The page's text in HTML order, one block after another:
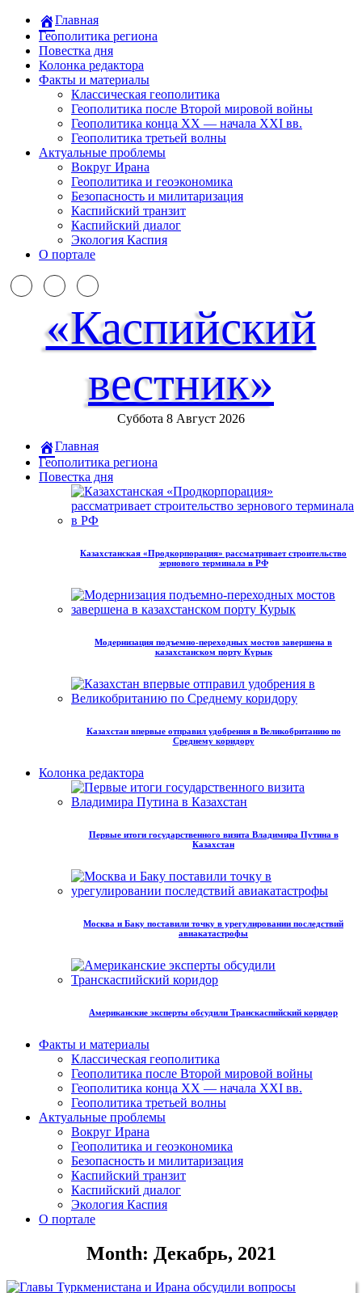
Главная
Геополитика региона
Повестка дня
Колонка редактора
Факты и материалы
Классическая геополитика
Геополитика после Второй мировой войны
Геополитика конца XX — начала XXI вв.
Геополитика третьей волны
Актуальные проблемы
Вокруг Ирана
Геополитика и геоэкономика
Безопасность и милитаризация
Каспийский транзит
Каспийский диалог
Экология Каспия
О портале
«Каспийский
вестник»
Суббота 8 Август 2026
Главная
Геополитика региона
Повестка дня
Казахстанская «Продкорпорация» рассматривает строительство
зернового терминала в РФ
Модернизация подъемно-переходных мостов завершена в
казахстанском порту Курык
Казахстан впервые отправил удобрения в Великобританию по
Среднему коридору
Колонка редактора
Первые итоги государственного визита Владимира Путина в
Казахстан
Москва и Баку поставили точку в урегулировании последствий
авиакатастрофы
Американские эксперты обсудили Транскаспийский коридор
Факты и материалы
Классическая геополитика
Геополитика после Второй мировой войны
Геополитика конца XX — начала XXI вв.
Геополитика третьей волны
Актуальные проблемы
Вокруг Ирана
Геополитика и геоэкономика
Безопасность и милитаризация
Каспийский транзит
Каспийский диалог
Экология Каспия
О портале
Month: Декабрь, 2021